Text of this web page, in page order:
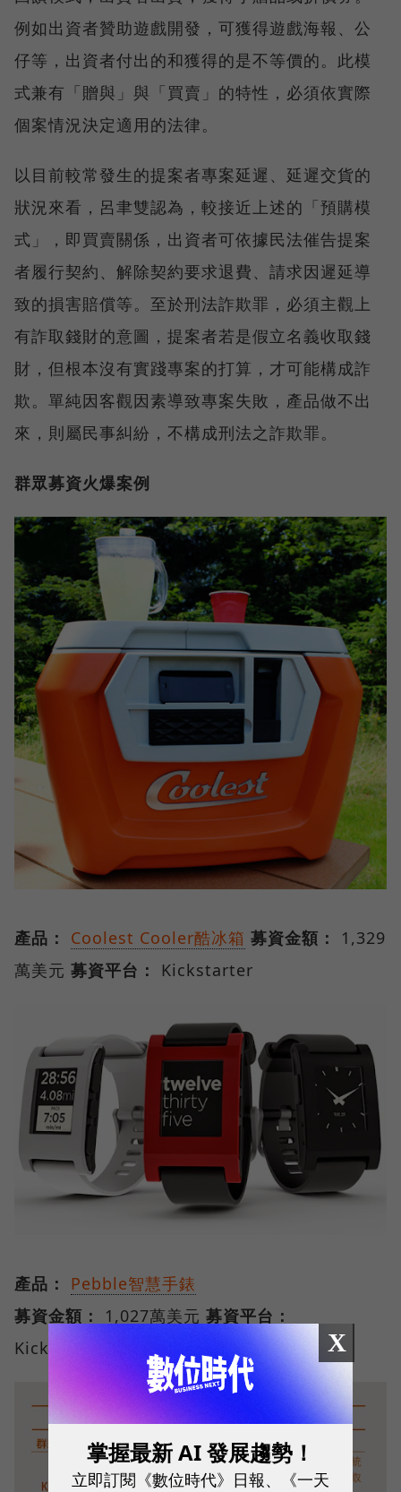
例如出資者贊助遊戲開發，可獲得遊戲海報、公
仔等，出資者付出的和獲得的是不等價的。此模
式兼有「贈與」與「買賣」的特性，必須依實際
個案情況決定適用的法律。
以目前較常發生的提案者專案延遲、延遲交貨的
狀況來看，呂聿雙認為，較接近上述的「預購模
式」，即買賣關係，出資者可依據民法催告提案
者履行契約、解除契約要求退費、請求因遲延導
致的損害賠償等。至於刑法詐欺罪，必須主觀上
有詐取錢財的意圖，提案者若是假立名義收取錢
財，但根本沒有實踐專案的打算，才可能構成詐
欺。單純因客觀因素導致專案失敗，產品做不出
來，則屬民事糾紛，不構成刑法之詐欺罪。
群眾募資火爆案例
產品： Coolest Cooler酷冰箱 募資金額：
1,329
萬美元 募資平台： Kickstarter
產品：
Pebble智慧手錶
募資金額：
1,027萬美元 募資平台：
Kickstarter
X
掌握最新 AI 發展趨勢！
立即訂閱《數位時代》日報、《一天